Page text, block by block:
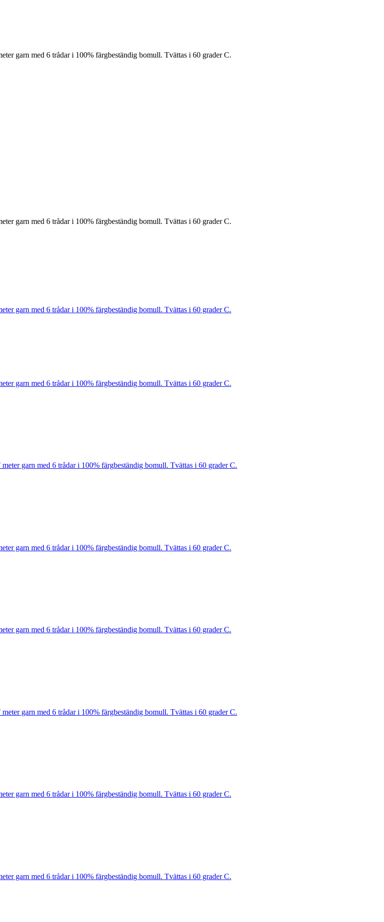
garn med 6 trådar i 100% färgbeständig bomull. Tvättas i 60 grader C.
garn med 6 trådar i 100% färgbeständig bomull. Tvättas i 60 grader C.
garn med 6 trådar i 100% färgbeständig bomull. Tvättas i 60 grader C.
garn med 6 trådar i 100% färgbeständig bomull. Tvättas i 60 grader C.
garn med 6 trådar i 100% färgbeständig bomull. Tvättas i 60 grader C.
garn med 6 trådar i 100% färgbeständig bomull. Tvättas i 60 grader C.
garn med 6 trådar i 100% färgbeständig bomull. Tvättas i 60 grader C.
garn med 6 trådar i 100% färgbeständig bomull. Tvättas i 60 grader C.
garn med 6 trådar i 100% färgbeständig bomull. Tvättas i 60 grader C.
garn med 6 trådar i 100% färgbeständig bomull. Tvättas i 60 grader C.